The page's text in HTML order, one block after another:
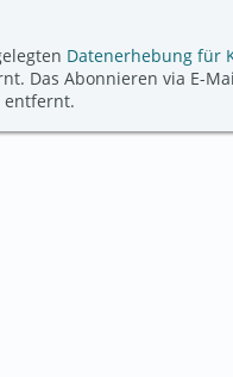
Datenerhebung für
Das Abonnieren via E-
entfernt.